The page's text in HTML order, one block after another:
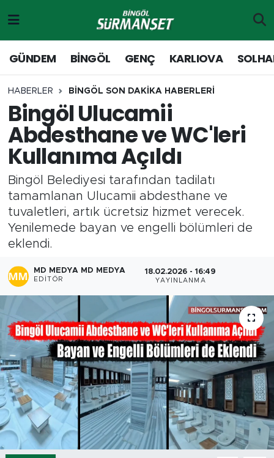
GÜNDEM BİNGÖL GENÇ KARLIOVA
HABERLER BİNGÖL SON DAKİKA HABERLERİ
Bingöl Ulucamii
Abdesthane ve WC'leri
Kullanıma Açıldı
Bingöl Belediyesi tarafından tadilatı
tamamlanan Ulucamii abdesthane ve
tuvaletleri, artık ücretsiz hizmet verecek.
Yenilemede bayan ve engelli bölümleri de
eklendi.
MD MEDYA MD MEDYA
EDITÖR
18.02.2026 - 16:49
YAYINLANMA
Genç
Solhan
Karlıova
Yayladere-Yedisu
MD Prestij Dergisi
Spor
Yaşam
Sağlık
Eğitim
Ekonomi
Hava Durumu
Merkez Hava Durumu
Merkez Trafik Yoğunluk Haritası
Süper Lig Puan Durumu ve Fikstür
Son Dakika Haberleri
Haber Arşivi